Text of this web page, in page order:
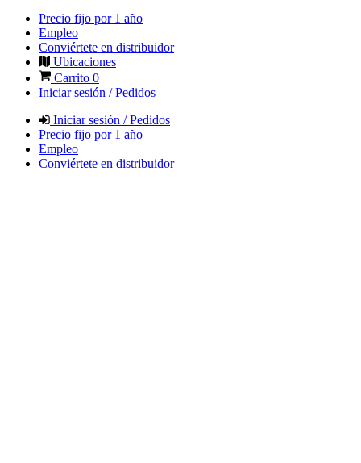
Precio fijo por 1 año
Empleo
Conviértete en distribuidor
Ubicaciones
Carrito 0
Iniciar sesión / Pedidos
Iniciar sesión / Pedidos
Precio fijo por 1 año
Empleo
Conviértete en distribuidor